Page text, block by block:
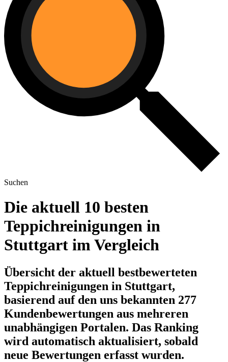
Suchen
Die aktuell 10 besten
Teppichreinigungen in
Stuttgart im Vergleich
Übersicht der aktuell bestbewerteten
Teppichreinigungen in Stuttgart,
basierend auf den uns bekannten 277
Kundenbewertungen aus mehreren
unabhängigen Portalen. Das Ranking
wird automatisch aktualisiert, sobald
neue Bewertungen erfasst wurden.